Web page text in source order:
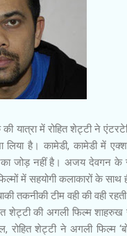
यात्रा में रोहित शेट्टी ने
है। कामेडी, कामेडी में
जोड़ नहीं है। अजय देवगन के
में सहयोगी कलाकारों के साथ
तकनीकी टीम वही की वही
शेट्टी की अगली फिल्म
रोहित शेट्टी ने अगली फिल्म